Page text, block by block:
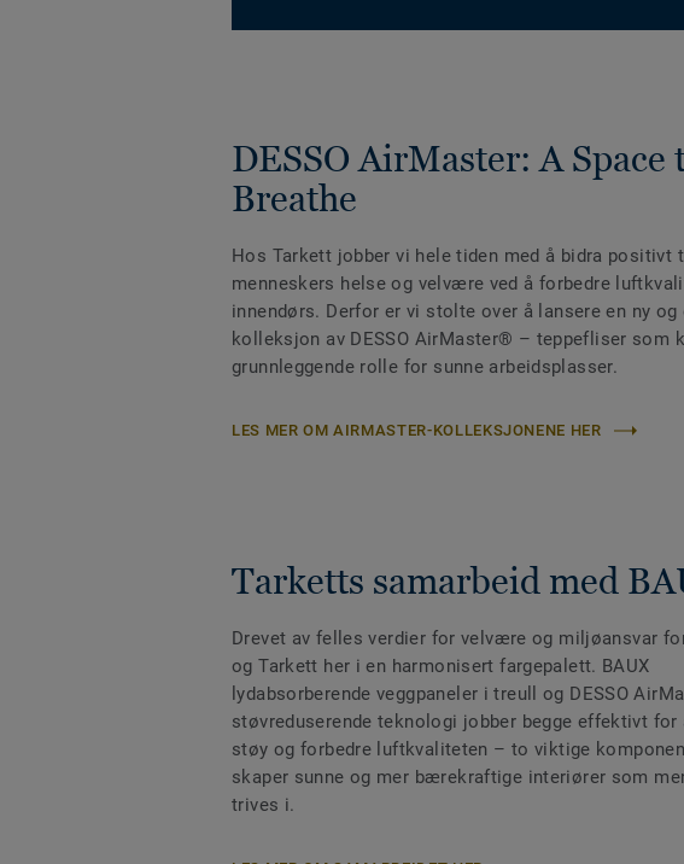
DESSO AirMaster: A Space
Breathe
Hos Tarkett jobber vi hele tiden med å bidra positivt
menneskers helse og velvære ved å forbedre
innendørs. Derfor er vi stolte over å lansere en ny og
kolleksjon av DESSO AirMaster® – teppefliser som
grunnleggende rolle for sunne arbeidsplasser.
LES MER OM AIRMASTER-KOLLEKSJONENE HER
Tarketts samarbeid med
Drevet av felles verdier for velvære og miljøansvar
og Tarkett her i en harmonisert fargepalett. BAUX
lydabsorberende veggpaneler i treull og DESSO
støvreduserende teknologi jobber begge effektivt for
støy og forbedre luftkvaliteten – to viktige
skaper sunne og mer bærekraftige interiører som
trives i.